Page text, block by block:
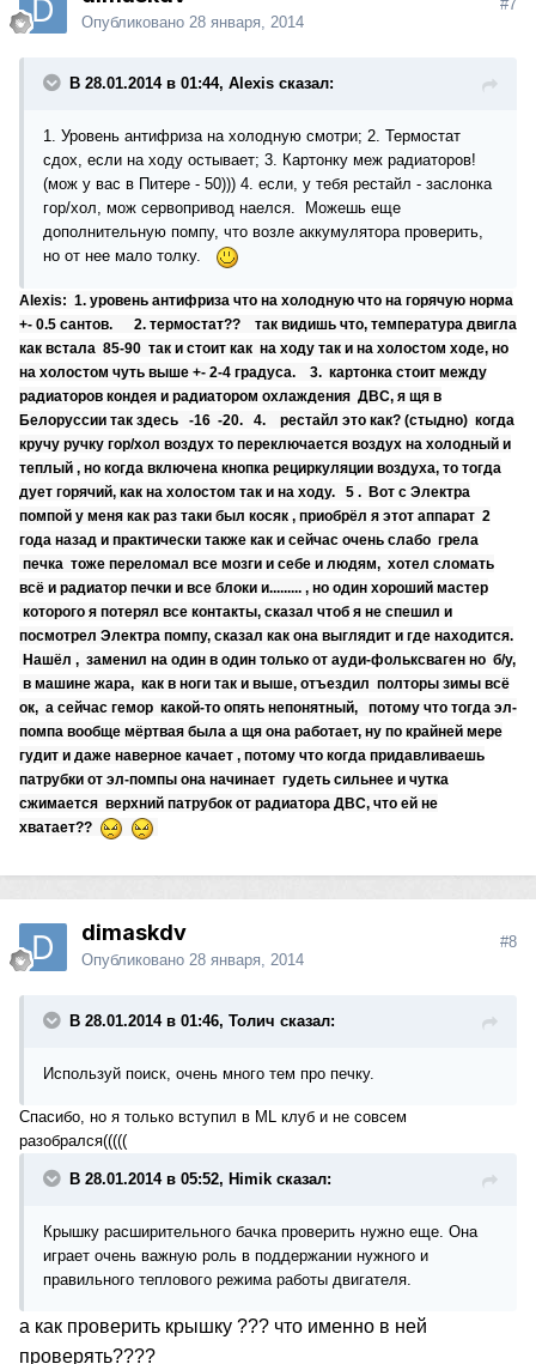
Опубликовано 28 января, 2014
#7
В 28.01.2014 в 01:44, Alexis сказал:
1. Уровень антифриза на холодную смотри; 2. Термостат
сдох, если на ходу остывает; 3. Картонку меж радиаторов!
(мож у вас в Питере - 50))) 4. если, у тебя рестайл - заслонка
гор/хол, мож сервопривод наелся. Можешь еще
дополнительную помпу, что возле аккумулятора проверить,
но от нее мало толку.
Alexis: 1. уровень антифриза что на холодную что на горячую норма
+- 0.5 сантов. 2. термостат?? так видишь что, температура двигла
как встала 85-90 так и стоит как на ходу так и на холостом ходе, но
на холостом чуть выше +- 2-4 градуса. 3. картонка стоит между
радиаторов кондея и радиатором охлаждения ДВС, я щя в
Белоруссии так здесь -16 -20. 4. рестайл это как? (стыдно) когда
кручу ручку гор/хол воздух то переключается воздух на холодный и
теплый , но когда включена кнопка рециркуляции воздуха, то тогда
дует горячий, как на холостом так и на ходу. 5 . Вот с Электра
помпой у меня как раз таки был косяк , приобрёл я этот аппарат 2
года назад и практически также как и сейчас очень слабо грела
печка тоже переломал все мозги и себе и людям, хотел сломать
всё и радиатор печки и все блоки и......... , но один хороший мастер
которого я потерял все контакты, сказал чтоб я не спешил и
посмотрел Электра помпу, сказал как она выглядит и где находится.
Нашёл , заменил на один в один только от ауди-фольксваген но б/у,
в машине жара, как в ноги так и выше, отъездил полторы зимы всё
ок, а сейчас гемор какой-то опять непонятный, потому что тогда эл-
помпа вообще мёртвая была а щя она работает, ну по крайней мере
гудит и даже наверное качает , потому что когда придавливаешь
патрубки от эл-помпы она начинает гудеть сильнее и чутка
сжимается верхний патрубок от радиатора ДВС, что ей не
хватает??
dimaskdv
Опубликовано 28 января, 2014
#8
В 28.01.2014 в 01:46, Толич сказал:
Используй поиск, очень много тем про печку.
Спасибо, но я только вступил в ML клуб и не совсем
разобрался(((((
В 28.01.2014 в 05:52, Himik сказал:
Крышку расширительного бачка проверить нужно еще. Она
играет очень важную роль в поддержании нужного и
правильного теплового режима работы двигателя.
а как проверить крышку ??? что именно в ней
проверять????